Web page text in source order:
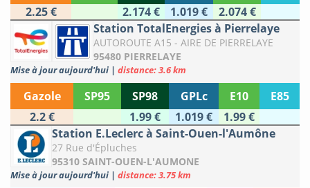
2.25 €
2.174 € 1.019 €
2.074 €
Station TotalEnergies à Pierrelaye
AUTOROUTE A15 - AIRE DE PIERRELAYE
95480 PIERRELAYE
Mise à jour aujourd'hui | distance: 3.6 km
Gazole SP95 SP98 GPLc E10
E85
2.2 €
1.99 € 1.019 €
1.99 €
Station E.Leclerc à Saint-Ouen-l'Aumône
27 Rue d'Épluches
95310 SAINT-OUEN-L'AUMONE
Mise à jour aujourd'hui | distance: 3.75 km